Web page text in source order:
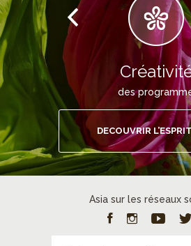
des
DECOUVRIR
Asia sur les réseaux